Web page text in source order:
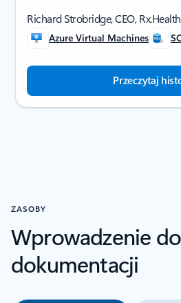
Richard Strobridge, CEO, Rx.Health
Azure Virtual Machines
Przeczytaj
ZASOBY
Wprowadzenie
dokumentacji